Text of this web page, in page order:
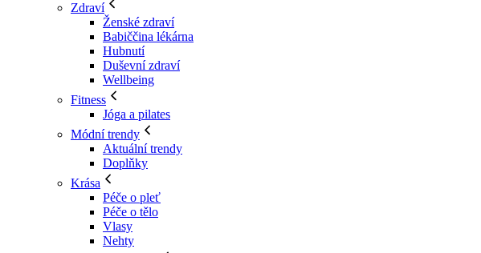
Zdraví
Ženské zdraví
Babiččina lékárna
Hubnutí
Duševní zdraví
Wellbeing
Fitness
Jóga a pilates
Módní trendy
Aktuální trendy
Doplňky
Krása
Péče o pleť
Péče o tělo
Vlasy
Nehty